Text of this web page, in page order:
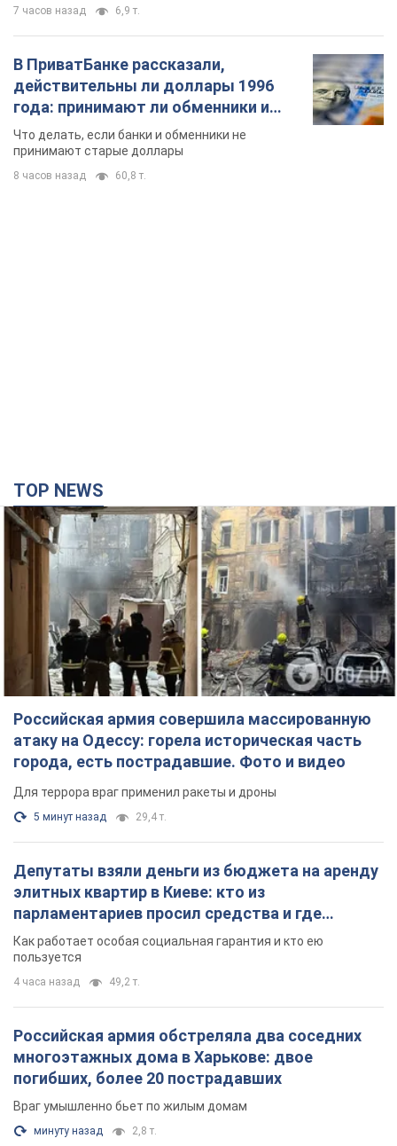
7 часов назад 6,9 т.
В ПриватБанке рассказали,
действительны ли доллары 1996
года: принимают ли обменники и
банки такие купюры
Что делать, если банки и обменники не
принимают старые доллары
8 часов назад 60,8 т.
TOP NEWS
Российская армия совершила массированную
атаку на Одессу: горела историческая часть
города, есть пострадавшие. Фото и видео
Для террора враг применил ракеты и дроны
5 минут назад 29,4 т.
Депутаты взяли деньги из бюджета на аренду
элитных квартир в Киеве: кто из
парламентариев просил средства и где
поселился
Как работает особая социальная гарантия и кто ею
пользуется
4 часа назад 49,2 т.
Российская армия обстреляла два соседних
многоэтажных дома в Харькове: двое
погибших, более 20 пострадавших
Враг умышленно бьет по жилым домам
минуту назад 2,8 т.